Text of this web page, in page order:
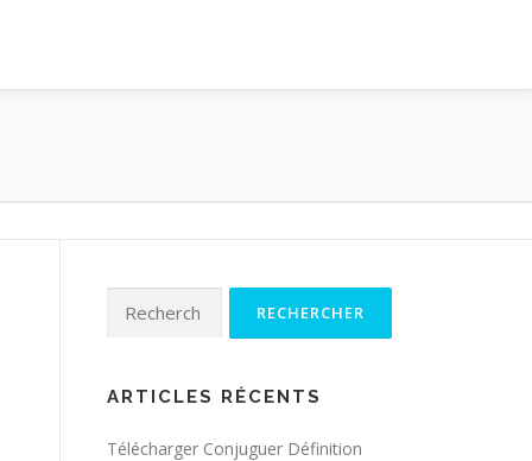
Rechercher :
ARTICLES RÉCENTS
Télécharger Conjuguer Définition